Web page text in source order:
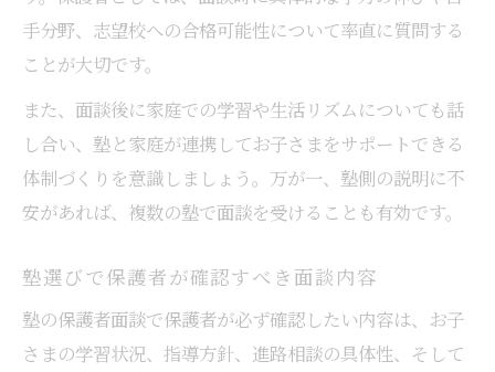
手分野、志望校への合格可能性について率直に質問する
ことが大切です。
また、面談後に家庭での学習や生活リズムについても話
し合い、塾と家庭が連携してお子さまをサポートできる
体制づくりを意識しましょう。万が一、塾側の説明に不
安があれば、複数の塾で面談を受けることも有効です。
塾選びで保護者が確認すべき面談内容
塾の保護者面談で保護者が必ず確認したい内容は、お子
さまの学習状況、指導方針、進路相談の具体性、そして